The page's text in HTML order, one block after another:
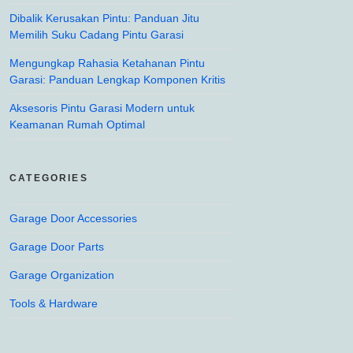
Dibalik Kerusakan Pintu: Panduan Jitu
Memilih Suku Cadang Pintu Garasi
Mengungkap Rahasia Ketahanan Pintu
Garasi: Panduan Lengkap Komponen Kritis
Aksesoris Pintu Garasi Modern untuk
Keamanan Rumah Optimal
CATEGORIES
Garage Door Accessories
Garage Door Parts
Garage Organization
Tools & Hardware